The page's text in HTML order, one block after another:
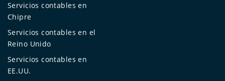
Servicios contables en
Chipre
Servicios contables en el
Reino Unido
Servicios contables en
EE.UU.